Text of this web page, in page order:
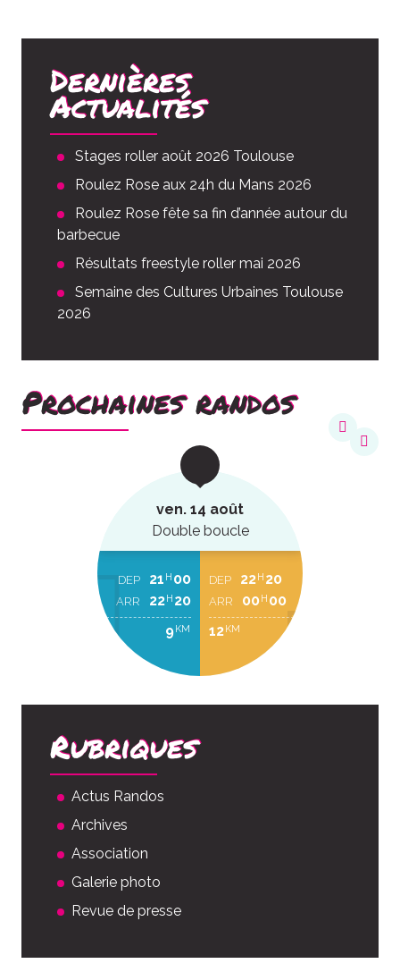
Dernières
Actualités
Stages roller août 2026 Toulouse
Roulez Rose aux 24h du Mans 2026
Roulez Rose fête sa fin d’année autour du
barbecue
Résultats freestyle roller mai 2026
Semaine des Cultures Urbaines Toulouse
2026
Prochaines randos
ven. 14 août
Double boucle
DEP 21 H 00
ARR 22H 20
9KM
DEP 22H 20
ARR 00H 00
12KM
Rubriques
Actus Randos
Archives
Association
Galerie photo
Revue de presse